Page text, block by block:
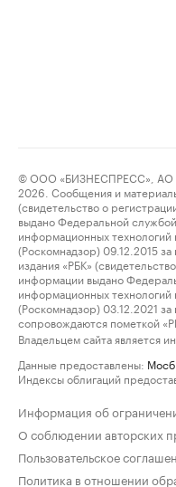
© ООО «БИЗНЕСПРЕСС», АО
2026. Сообщения и
(свидетельство о
выдано Федеральной
информационных
(Роскомнадзор) 09.12.2015
издания «РБК»
информации выдано
информационных
(Роскомнадзор) 03.12.2021
сопровождаются пометкой
Владельцем сайта является
Данные предоставлены:
Индексы облигаций
Информация об
О соблюдении авторских
Пользовательское
Политика в отношении